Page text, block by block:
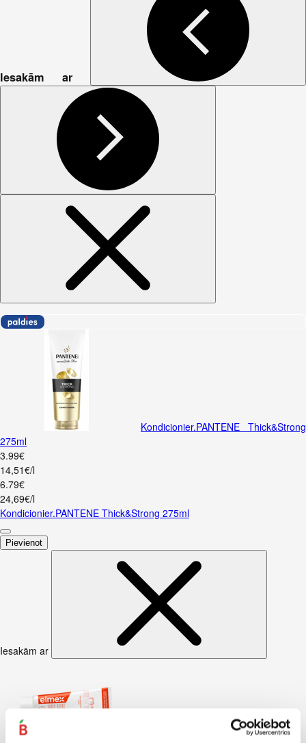
Iesakām ar
Kondicionier.PANTENE Thick&Strong
275ml
3.99€
14,51€/l
6.79€
24,69€/l
Kondicionier.PANTENE Thick&Strong 275ml
Pievienot
Iesakām ar